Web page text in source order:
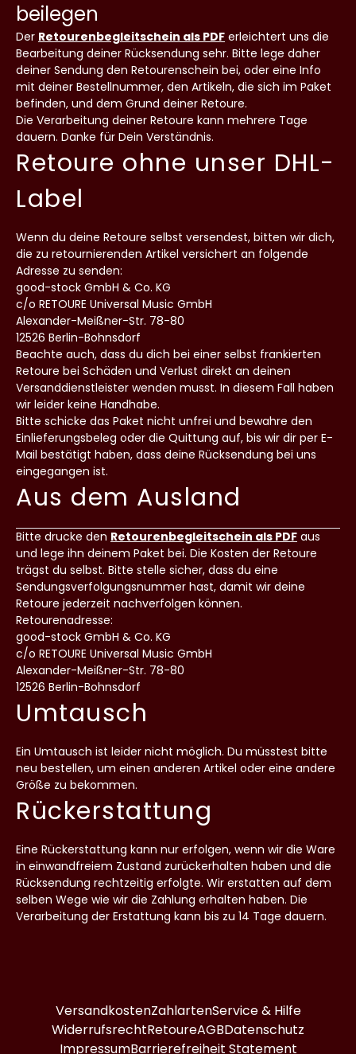
beilegen
Der Retourenbegleitschein als PDF erleichtert uns die
Bearbeitung deiner Rücksendung sehr. Bitte lege daher
deiner Sendung den Retourenschein bei, oder eine Info
mit deiner Bestellnummer, den Artikeln, die sich im Paket
befinden, und dem Grund deiner Retoure.
Die Verarbeitung deiner Retoure kann mehrere Tage
dauern. Danke für Dein Verständnis.
Retoure ohne unser DHL-
Label
Wenn du deine Retoure selbst versendest, bitten wir dich,
die zu retournierenden Artikel versichert an folgende
Adresse zu senden:
good-stock GmbH & Co. KG
c/o RETOURE Universal Music GmbH
Alexander-Meißner-Str. 78-80
12526 Berlin-Bohnsdorf
Beachte auch, dass du dich bei einer selbst frankierten
Retoure bei Schäden und Verlust direkt an deinen
Versanddienstleister wenden musst. In diesem Fall haben
wir leider keine Handhabe.
Bitte schicke das Paket nicht unfrei und bewahre den
Einlieferungsbeleg oder die Quittung auf, bis wir dir per E-
Mail bestätigt haben, dass deine Rücksendung bei uns
eingegangen ist.
Aus dem Ausland
Bitte drucke den Retourenbegleitschein als PDF aus
und lege ihn deinem Paket bei. Die Kosten der Retoure
trägst du selbst. Bitte stelle sicher, dass du eine
Sendungsverfolgungsnummer hast, damit wir deine
Retoure jederzeit nachverfolgen können.
Retourenadresse:
good-stock GmbH & Co. KG
c/o RETOURE Universal Music GmbH
Alexander-Meißner-Str. 78-80
12526 Berlin-Bohnsdorf
Umtausch
Ein Umtausch ist leider nicht möglich. Du müsstest bitte
neu bestellen, um einen anderen Artikel oder eine andere
Größe zu bekommen.
Rückerstattung
Eine Rückerstattung kann nur erfolgen, wenn wir die Ware
in einwandfreiem Zustand zurückerhalten haben und die
Rücksendung rechtzeitig erfolgte. Wir erstatten auf dem
selben Wege wie wir die Zahlung erhalten haben. Die
Verarbeitung der Erstattung kann bis zu 14 Tage dauern.
VersandkostenZahlartenService & Hilfe
WiderrufsrechtRetoureAGBDatenschutz
ImpressumBarrierefreiheit Statement